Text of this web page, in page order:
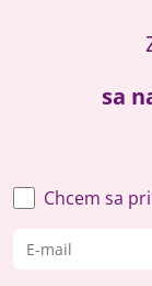
sa
Chcem sa